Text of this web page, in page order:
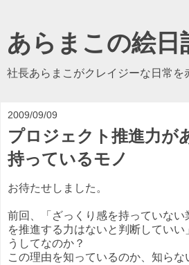
あらまこの絵日
社長あらまこがクレイジーな日常を
2009/09/09
プロジェクト推進力が
持っているモノ
お待たせしました。
前回、「ざっくり感を持っていない
を推進する力はないと判断してい
うしてなのか？
この理由を知っているのか、知ら